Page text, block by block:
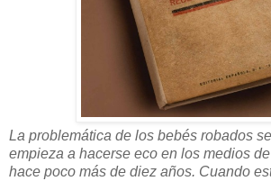
La problemática de los bebés robados
empieza a hacerse eco en los medios
hace poco más de diez años. Cuando